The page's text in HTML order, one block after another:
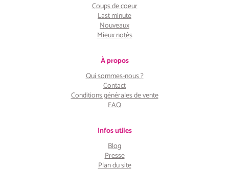
Coups de coeur
Last minute
Nouveaux
Mieux notés
À propos
Qui sommes-nous ?
Contact
Conditions générales de vente
FAQ
Infos utiles
Blog
Presse
Plan du site